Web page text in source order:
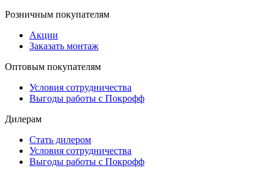
Розничным покупателям
Акции
Заказать монтаж
Оптовым покупателям
Условия сотрудничества
Выгоды работы с Покрофф
Дилерам
Стать дилером
Условия сотрудничества
Выгоды работы с Покрофф